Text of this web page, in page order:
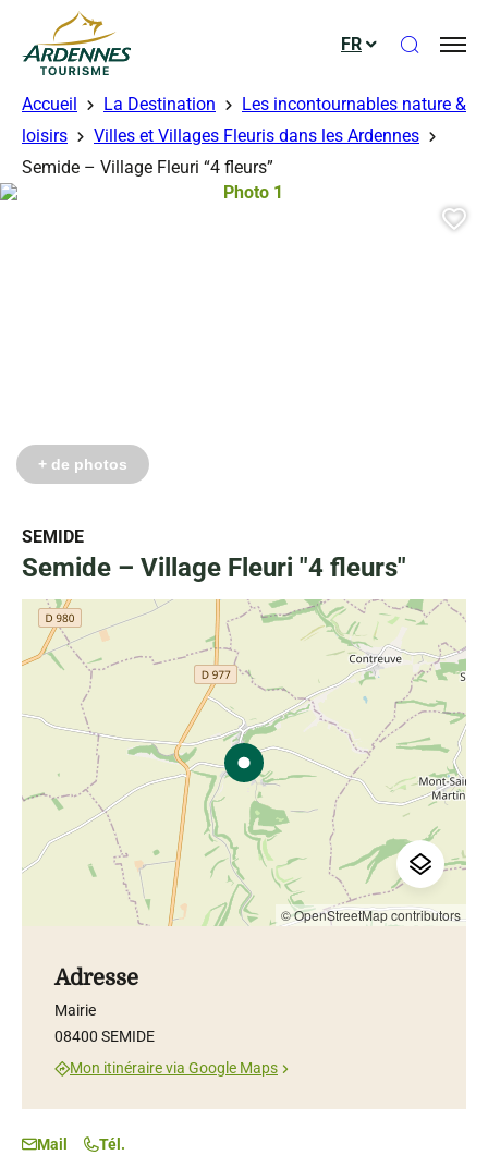
ADT des Ardennes
FR Ouvrir
Accueil La Destination
Les incontournables nature &
loisirs
Villes et Villages Fleuris dans les Ardennes
Semide – Village Fleuri “4 fleurs”
SEMIDE
Semide – Village Fleuri "4 fleurs"
Photo 1, © Droits gérés – Pauline
+ de photos
© OpenStreetMap contributors
Adresse
Mairie
08400 SEMIDE
Mon itinéraire via Google Maps
Mail Tél.